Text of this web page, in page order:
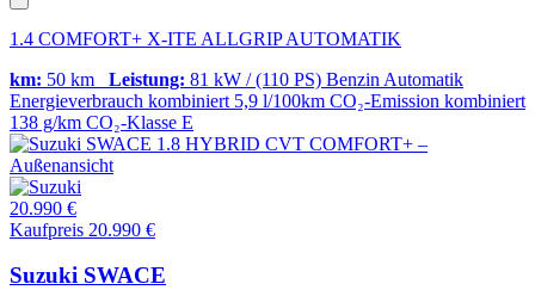
1.4 COMFORT+ X-ITE ALLGRIP AUTOMATIK
km: 50 km Leistung: 81 kW / (110 PS) Benzin Automatik
Energieverbrauch kombiniert 5,9 l/100km CO₂-Emission kombiniert
138 g/km CO₂-Klasse E
20.990 €
Kaufpreis 20.990 €
Suzuki SWACE